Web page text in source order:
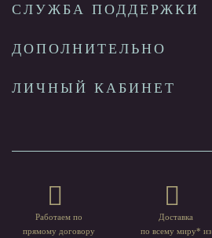
СЛУЖБА ПОДДЕРЖКИ
ДОПОЛНИТЕЛЬНО
ЛИЧНЫЙ КАБИНЕТ
Работаем по
прямому договору
Доставка
по всему миру* из